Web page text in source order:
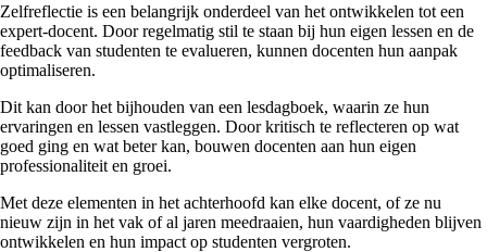
Zelfreflectie is een belangrijk onderdeel van het ontwikkelen tot een
expert-docent. Door regelmatig stil te staan bij hun eigen lessen en de
feedback van studenten te evalueren, kunnen docenten hun aanpak
optimaliseren.
Dit kan door het bijhouden van een lesdagboek, waarin ze hun
ervaringen en lessen vastleggen. Door kritisch te reflecteren op wat
goed ging en wat beter kan, bouwen docenten aan hun eigen
professionaliteit en groei.
Met deze elementen in het achterhoofd kan elke docent, of ze nu
nieuw zijn in het vak of al jaren meedraaien, hun vaardigheden blijven
ontwikkelen en hun impact op studenten vergroten.